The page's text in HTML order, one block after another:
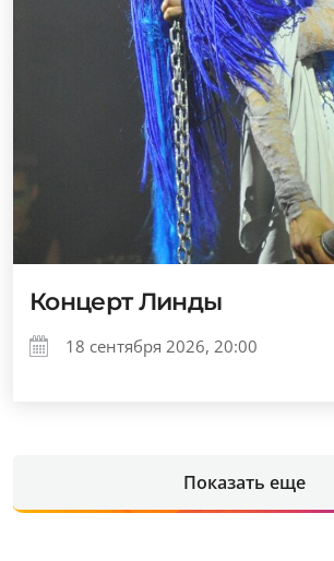
Концерт Линды
18 сентября 2026, 20:00
Показать еще